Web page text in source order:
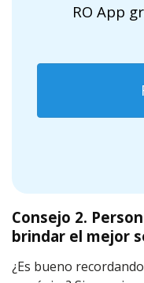
RO App
Consejo 2.
brindar el mejor
¿Es bueno